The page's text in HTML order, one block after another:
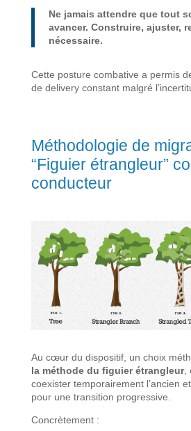
Ne jamais attendre que tout
avancer. Construire, ajuster,
nécessaire.
Cette posture combative a permis
de delivery constant malgré
Méthodologie de
“Figuier étrangleur”
conducteur
Au cœur du dispositif, un choix
la méthode du figuier étrangleur,
coexister temporairement l’ancien
pour une transition progressive.
Concrètement :